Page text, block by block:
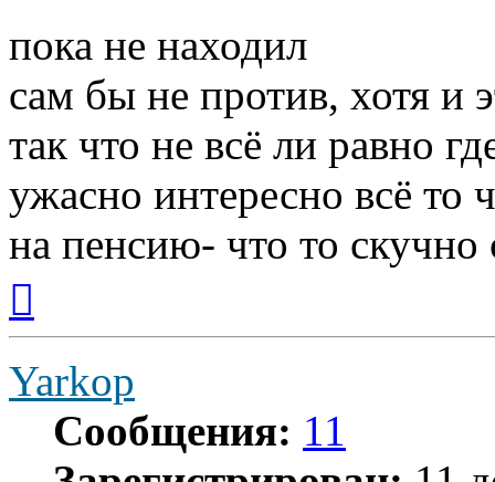
пока не находил
сам бы не против, хотя и
так что не всё ли равно
ужасно интересно всё то
на пенсию- что то скучно
началу
Yarkop
Сообщения: 11